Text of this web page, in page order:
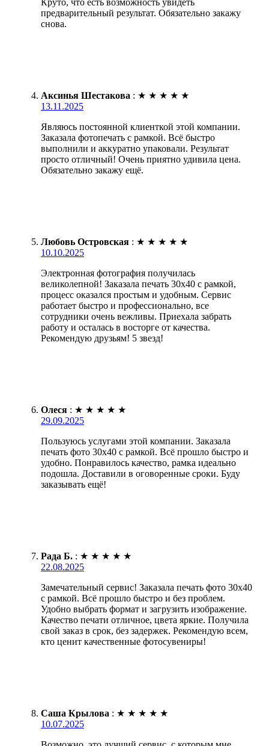
предварительный результат. Обязательно закажу
снова.
Аксинья Шестакова : ★ ★ ★ ★ ★
13.11.2025
Являюсь постоянной клиенткой этой компании.
Заказала фотопечать с рамкой. Всё быстро
выполнили и аккуратно упаковали. Результат
просто отличный! Очень приятно удивила цена.
Обязательно закажу ещё.
Любовь Островская : ★ ★ ★ ★ ★
10.10.2025
Электронная фотография получилась
великолепной! Заказала печать 30х40 с рамкой,
процесс оказался простым и удобным. Сервис
работает быстро и профессионально, все
сотрудники очень вежливы. Приехала забрать
работу и осталась в восторге от качества.
Рекомендую друзьям! 5 звезд!
Олеся : ★ ★ ★ ★ ★
29.09.2025
Пользуюсь услугами этой компании. Заказала
печать фото 30х40 с рамкой. Всё прошло быстро и
удобно. Понравилось качество, рамка идеально
подошла. Доставили в оговоренные сроки. Буду
заказывать ещё!
Рада Б. : ★ ★ ★ ★ ★
22.08.2025
Замечательный сервис! Заказала печать фото 30х40
с рамкой. Всё прошло быстро и без проблем.
Удобно выбрать формат и загрузить изображение.
Качество печати отличное, цвета яркие. Получила
свой заказ в срок, без задержек. Рекомендую всем,
кто ценит качественные фотосувениры!
Саша Крылова : ★ ★ ★ ★ ★
10.07.2025